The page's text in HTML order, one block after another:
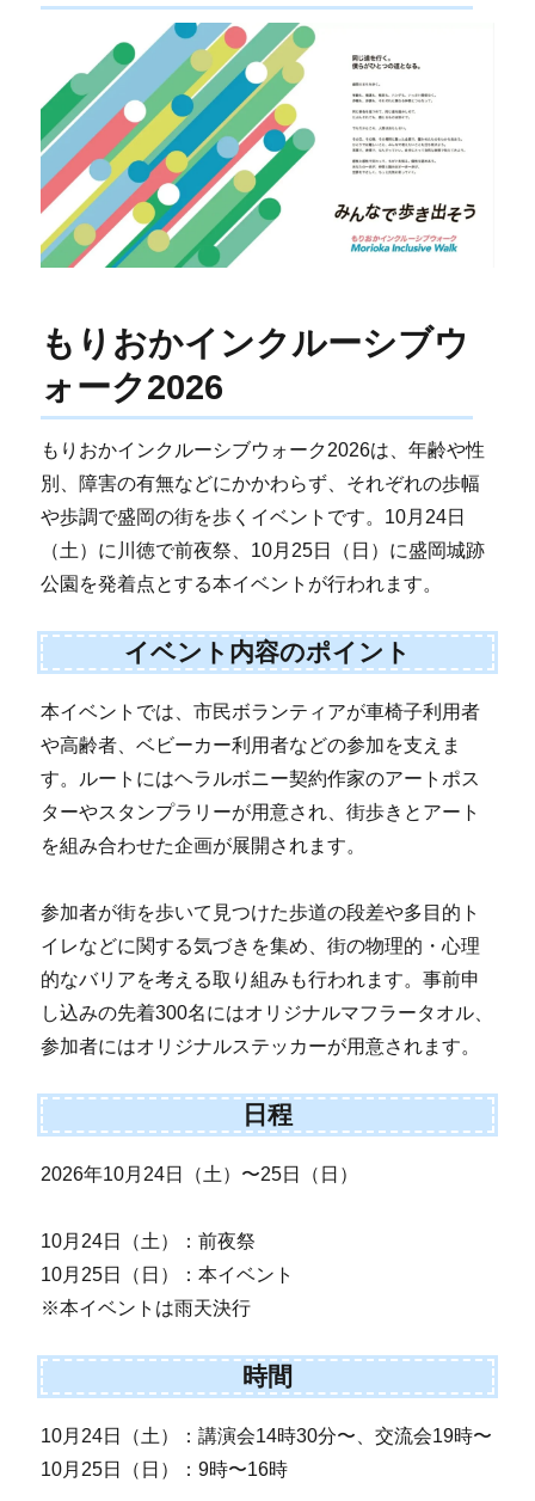
もりおかインクルーシブウ
ォーク2026
もりおかインクルーシブウォーク2026は、年齢や性
別、障害の有無などにかかわらず、それぞれの歩幅
や歩調で盛岡の街を歩くイベントです。10月24日
（土）に川徳で前夜祭、10月25日（日）に盛岡城跡
公園を発着点とする本イベントが行われます。
イベント内容のポイント
本イベントでは、市民ボランティアが車椅子利用者
や高齢者、ベビーカー利用者などの参加を支えま
す。ルートにはヘラルボニー契約作家のアートポス
ターやスタンプラリーが用意され、街歩きとアート
を組み合わせた企画が展開されます。
参加者が街を歩いて見つけた歩道の段差や多目的ト
イレなどに関する気づきを集め、街の物理的・心理
的なバリアを考える取り組みも行われます。事前申
し込みの先着300名にはオリジナルマフラータオル、
参加者にはオリジナルステッカーが用意されます。
日程
2026年10月24日（土）〜25日（日）
10月24日（土）：前夜祭
10月25日（日）：本イベント
※本イベントは雨天決行
時間
10月24日（土）：講演会14時30分〜、交流会19時〜
10月25日（日）：9時〜16時